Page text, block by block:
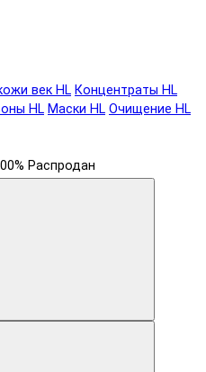
век HL Концентраты HL
HL Маски HL Очищение HL
Распродан